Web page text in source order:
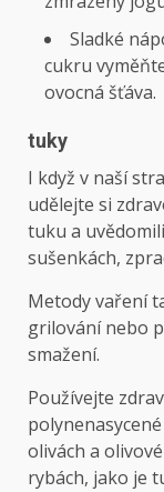
Sladké
cukru
ovocná šťáva.
tuky
I když v naší
udělejte si
tuku a
sušenkách,
Metody vaření
grilování nebo
smažení.
Používejte
olivách a
rybách, jako je